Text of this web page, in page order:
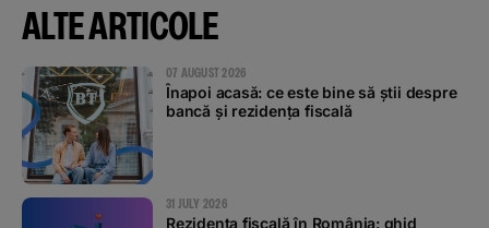
ALTE ARTICOLE
07 AUGUST 2026
Înapoi acasă: ce este bine să știi despre
bancă și rezidența fiscală
31 JULY 2026
Rezidența fiscală în România: ghid